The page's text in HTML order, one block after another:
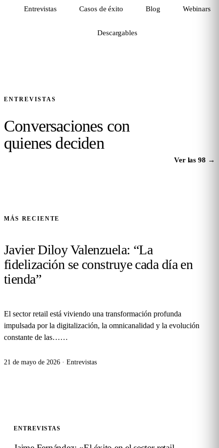
Entrevistas Casos de éxito Blog Webinars
Descargables
ENTREVISTAS
Conversaciones con
quienes deciden
Ver las 98 →
MÁS RECIENTE
Javier Diloy Valenzuela: “La
fidelización se construye cada día en
tienda”
El sector retail está viviendo una transformación profunda
impulsada por la digitalización, la omnicanalidad y la evolución
constante de las……
21 de mayo de 2026 · Entrevistas
ENTREVISTAS